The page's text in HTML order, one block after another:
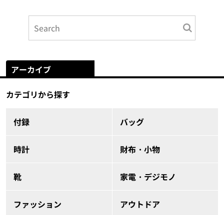
アーカイブ
カテゴリから探す
付録 バッグ
時計 財布・小物
靴 家電・デジモノ
ファッション アウトドア